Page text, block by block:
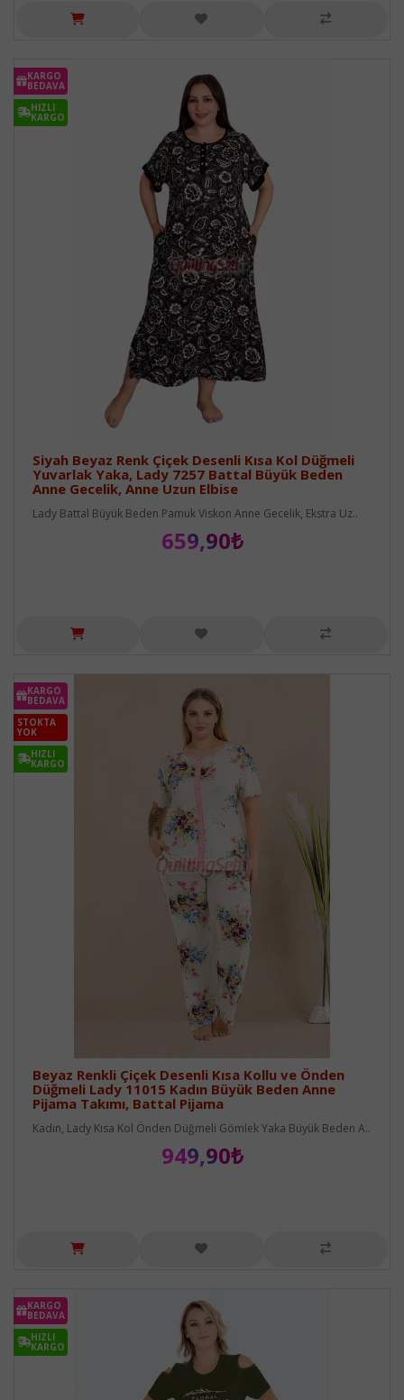
KARGO
BEDAVA
HIZLI
KARGO
Siyah Beyaz Renk Çiçek Desenli Kısa Kol Düğmeli
Yuvarlak Yaka, Lady 7257 Battal Büyük Beden
Anne Gecelik, Anne Uzun Elbise
Lady Battal Büyük Beden Pamuk Viskon Anne Gecelik, Ekstra Uz..
659,90₺
KARGO
BEDAVA
STOKTA
YOK
HIZLI
KARGO
Beyaz Renkli Çiçek Desenli Kısa Kollu ve Önden
Düğmeli Lady 11015 Kadın Büyük Beden Anne
Pijama Takımı, Battal Pijama
Kadın, Lady Kısa Kol Önden Düğmeli Gömlek Yaka Büyük Beden A..
949,90₺
KARGO
BEDAVA
HIZLI
KARGO